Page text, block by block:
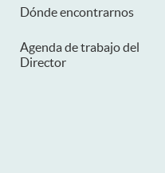
Dónde encontrarnos
Agenda de trabajo del
Director